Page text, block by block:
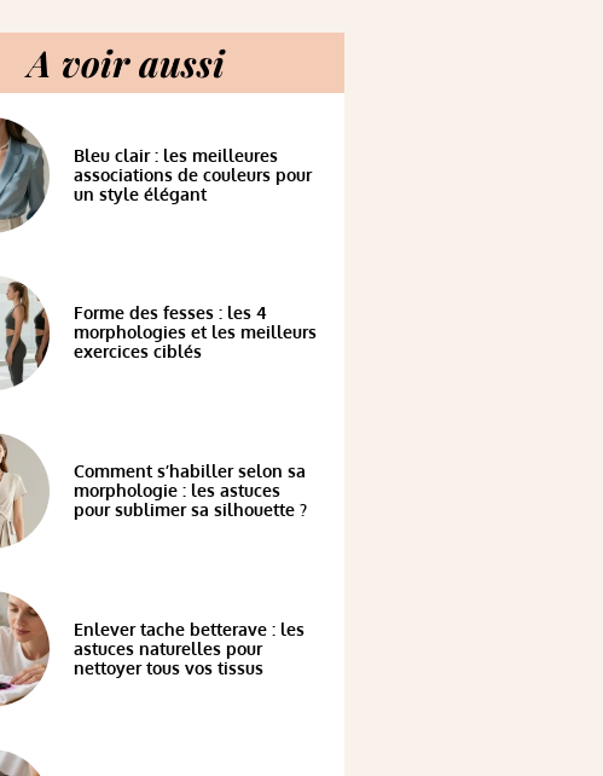
A voir aussi
Bleu clair : les meilleures
associations de couleurs pour
un style élégant
Forme des fesses : les 4
morphologies et les meilleurs
exercices ciblés
Comment s’habiller selon sa
morphologie : les astuces
pour sublimer sa silhouette ?
Enlever tache betterave : les
astuces naturelles pour
nettoyer tous vos tissus